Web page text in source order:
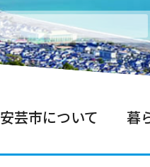
安芸市について 暮